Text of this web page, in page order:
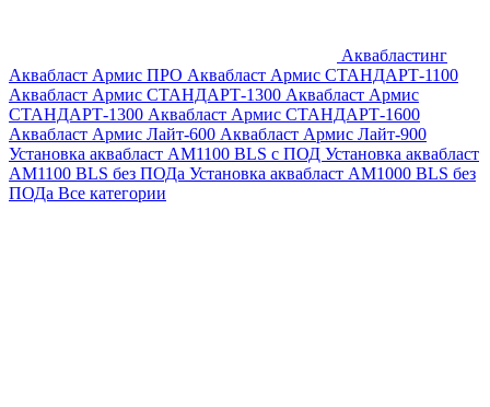
Аквабластинг
Аквабласт Армис ПРО Аквабласт Армис СТАНДАРТ-1100
Аквабласт Армис СТАНДАРТ-1300 Аквабласт Армис
СТАНДАРТ-1300 Аквабласт Армис СТАНДАРТ-1600
Аквабласт Армис Лайт-600 Аквабласт Армис Лайт-900
Установка аквабласт AM1100 BLS с ПОД Установка аквабласт
AM1100 BLS без ПОДа Установка аквабласт AM1000 BLS без
ПОДа Все категории